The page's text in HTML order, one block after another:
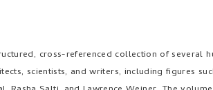
cross-referenced collection of several
scientists, and writers, including figures